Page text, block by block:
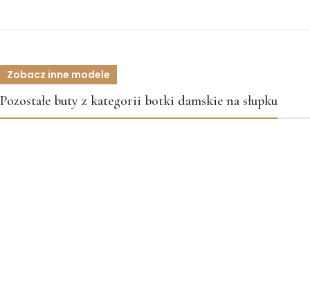
Zobacz inne modele
Pozostałe buty z kategorii botki damskie na słupku